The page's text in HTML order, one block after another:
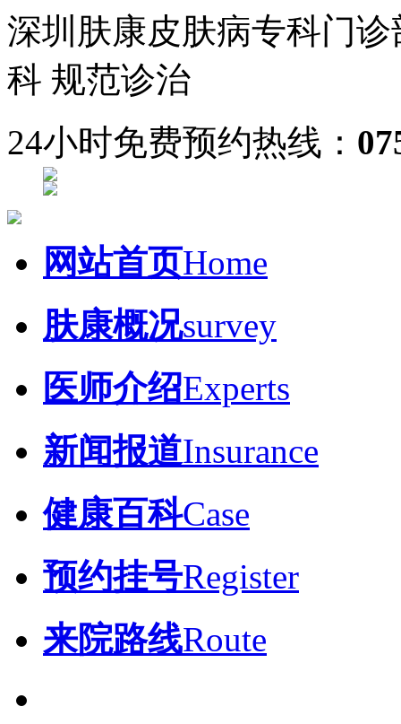
深圳肤康皮肤病专科门诊
科 规范诊治
24小时免费预约热线：
网站首页Home
肤康概况survey
医师介绍Experts
新闻报道Insurance
健康百科Case
预约挂号Register
来院路线Route